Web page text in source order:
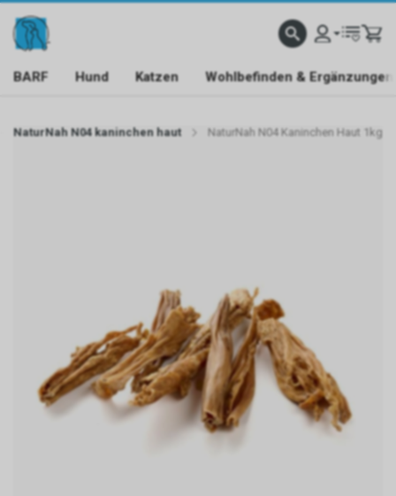
BARF Hund Katzen Wohlbefinden & Ergänzungen
NaturNah N04 kaninchen haut NaturNah N04 Kaninchen Haut 1kg